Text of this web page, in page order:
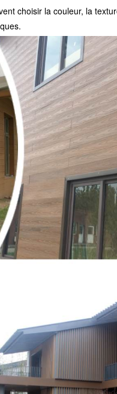
choisir la couleur, la